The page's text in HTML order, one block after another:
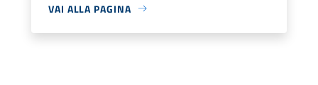
VAI ALLA PAGINA